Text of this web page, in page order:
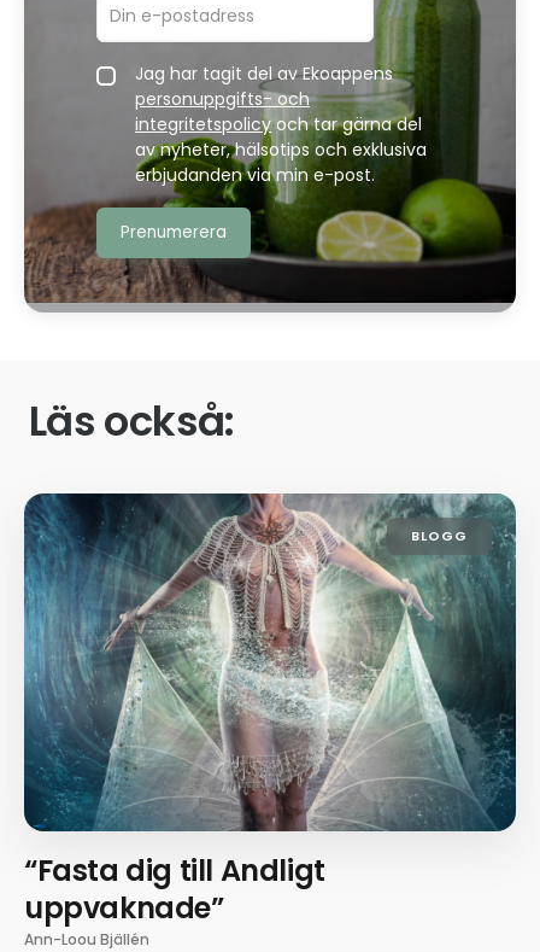
Jag har tagit del av Ekoappens
personuppgifts- och
integritetspolicyoch tar gärna del
av nyheter, hälsotips och exklusiva
erbjudanden via min e-post.
Läs också:
BLOGG
“Fasta dig till Andligt
uppvaknade”
Ann-Loou Bjällén